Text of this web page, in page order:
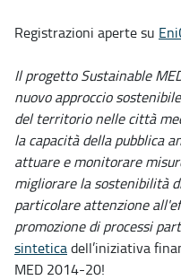
Registrazioni aperte su
Il progetto Sustainable
nuovo approccio
del territorio nelle città
la capacità della pubblica
attuare e monitorare
migliorare la sostenibilità
particolare attenzione
promozione di processi
sinteticadell’iniziativa
MED 2014-20!